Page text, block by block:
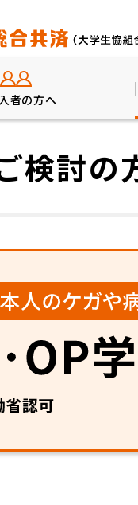
者の方へ
検討の